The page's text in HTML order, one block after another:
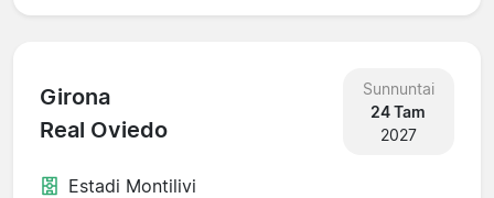
Girona
Real Oviedo
Sunnuntai
24 Tam
2027
Estadi Montilivi